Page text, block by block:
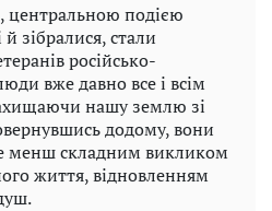
центральною подією
й зібралися, стали
російсько-
вже давно все і всім
нашу землю зі
додому, вони
менш складним викликом
життя, відновленням